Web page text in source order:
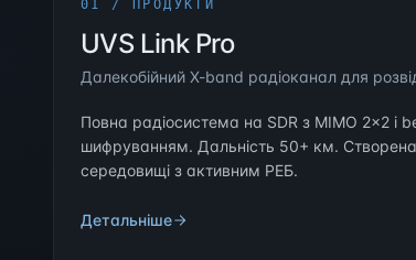
01 / ПРОДУКТИ
UVS Link Pro
Далекобійний X-band радіоканал для
Повна радіосистема на SDR з MIMO 2×2 і
шифруванням. Дальність 50+ км. Створена
середовищі з активним РЕБ.
Детальніше